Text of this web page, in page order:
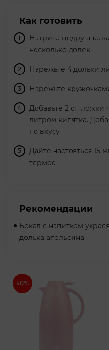
Как готовить
Натрите цедру
несколько долек
Нарежьте 4 дольки
Нарежьте
Добавьте 2 ст. ложки
литром кипятка.
по вкусу
Дайте настояться 15
термос
Рекомендации
Бокал с напитком
долька апельсина
40%